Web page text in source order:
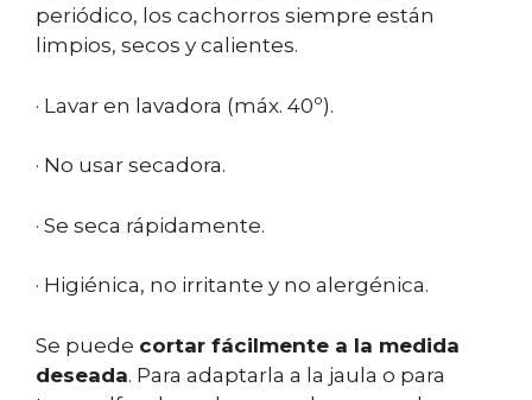
periódico, los cachorros siempre están
limpios, secos y calientes.
· Lavar en lavadora (máx. 40º).
· No usar secadora.
· Se seca rápidamente.
· Higiénica, no irritante y no alergénica.
Se puede cortar fácilmente a la medida
deseada. Para adaptarla a la jaula o para